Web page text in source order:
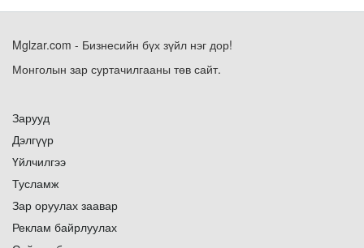
Mglzar.com - Бизнесийн бүх зүйл нэг дор!
Монголын зар суртачилгааны төв сайт.
Зарууд
Дэлгүүр
Үйлчилгээ
Тусламж
Зар оруулах заавар
Реклам байрлуулах